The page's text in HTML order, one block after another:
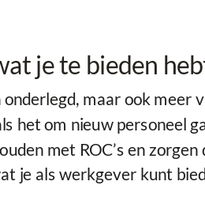
je te bieden
maar ook meer
het om nieuw personeel
met ROC’s en
je als werkgever kunt